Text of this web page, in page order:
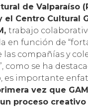
de Valparaíso
el Centro Cultural
trabajo
en función de
las compañías y
como se ha
es importante
vez que
proceso creativo